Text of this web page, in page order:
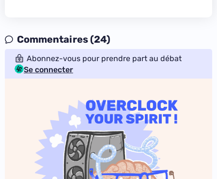
Commentaires (24)
Abonnez-vous pour prendre part au débat
Se connecter